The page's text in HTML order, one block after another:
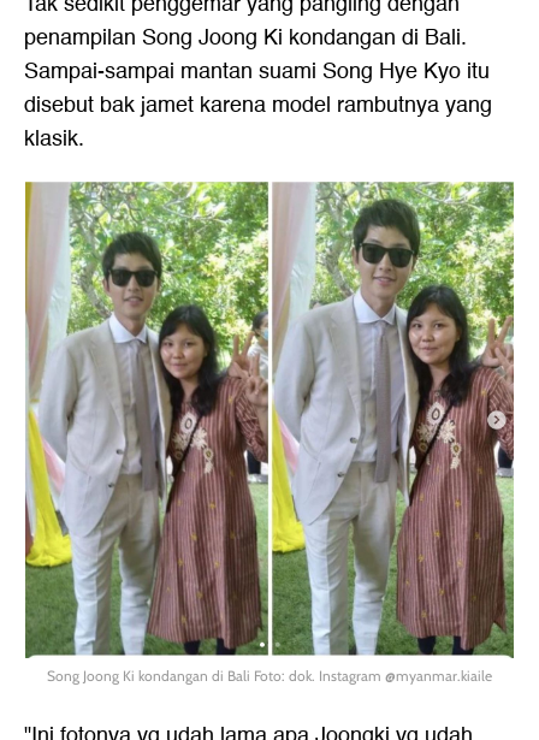
penampilan Song Joong Ki kondangan di Bali.
Sampai-sampai mantan suami Song Hye Kyo itu
disebut bak jamet karena model rambutnya yang
klasik.
Song Joong Ki kondangan di Bali Foto: dok. Instagram @myanmar.kiaile